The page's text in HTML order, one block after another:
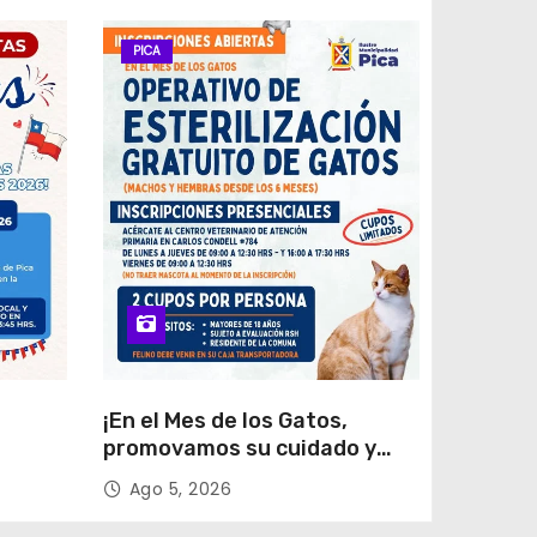
PICA
¡En el Mes de los Gatos,
promovamos su cuidado y
tenencia responsable!
Ago 5, 2026